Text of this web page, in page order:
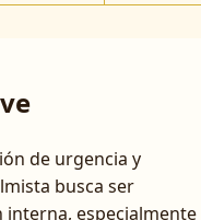
de urgencia y
busca ser
especialmente